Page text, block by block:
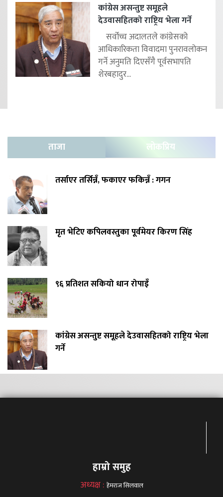
कांग्रेस असन्तुष्ट समूहले
देउवासहितको राष्ट्रिय भेला गर्ने
सर्वोच्च अदालतले कांग्रेसको
आधिकारिकता विवादमा पुनरावलोकन
गर्ने अनुमति दिएसँगै पूर्वसभापति
शेरबहादुर...
ताजा लोकप्रिय
तर्साएर तर्सिन्नँ, फकाएर फकिन्नँ : गगन
मृत भेटिए कपिलवस्तुका पूर्वमेयर किरण सिंह
९६ प्रतिशत सकियो धान रोपाइँ
कांग्रेस असन्तुष्ट समूहले देउवासहितको राष्ट्रिय भेला
गर्ने
हाम्रो समुह
अध्यक्ष : हेमराज सिलवाल